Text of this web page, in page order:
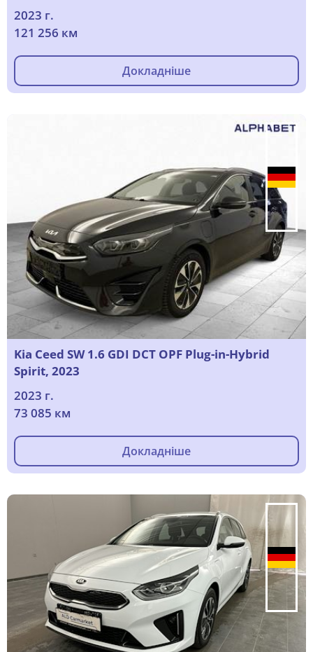
2023 г.
121 256 км
Докладніше
Kia Ceed SW 1.6 GDI DCT OPF Plug-in-Hybrid
Spirit, 2023
2023 г.
73 085 км
Докладніше